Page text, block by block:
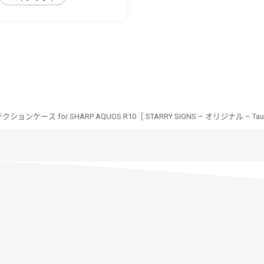
ションケース for SHARP AQUOS R10［ STARRY SIGNS – オリジナル –